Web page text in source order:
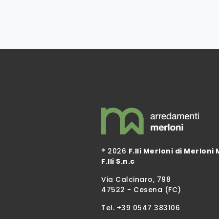
® 2026 F.lli Merloni di Merloni
F.lli S.n.c
Via Calcinaro, 798
47522 - Cesena (FC)
Tel. +39 0547 383106